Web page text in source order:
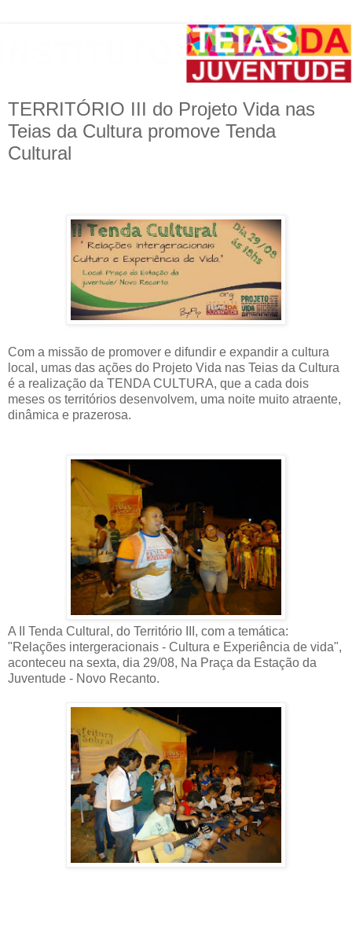
TERRITÓRIO III do Projeto Vida nas
Teias da Cultura promove Tenda
Cultural
Com a missão de promover e difundir e expandir a cultura
local, umas das ações do Projeto Vida nas Teias da Cultura
é a realização da TENDA CULTURA, que a cada dois
meses os territórios desenvolvem, uma noite muito atraente,
dinâmica e prazerosa.
A II Tenda Cultural, do Território III, com a temática:
"Relações intergeracionais - Cultura e Experiência de vida",
aconteceu na sexta, dia 29/08, Na Praça da Estação da
Juventude - Novo Recanto.